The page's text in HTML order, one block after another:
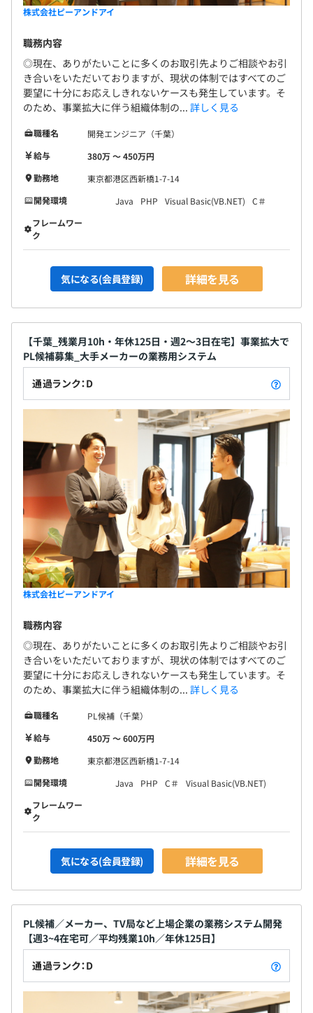
【開発環境例】
サーバ：Windows Server
エンジニア110名～＋営業部門＋間接部門で構成されてい
ます。
平均5名～20名で開発をおこなっております。
1プロジェクトの単位期間は、およそ6カ月です。
・退職金制度：在籍3年以上で適用
・職能手当：有
・出張手当：有
・カフェテリアプラン制度：年間10万円支給 ※試用期
間（3カ月）満了後
（資格取得費用や健康増進、在宅勤務環境整備に使用）
・財形貯蓄制度：契約者には奨励金も支給
・産前休暇、産後休暇、育児休暇等
年2回（6月・12月）
社会保険完備（健康保険・厚生年金加入・雇用保険・労災
保険）
東京都情報サービス産業健康保険組合（TJK）加入
無期雇用
3カ月（待遇の変更はありません）
なし
前年度の月平均所定外労働時間の実績
9.0時間
前年度の有給休暇の平均取得日数
前事業年度の育児休業取得者数／出産者数
男性2人/5人
女性1人/1人
役員及び管理的地位にある者に占める女性の割合
役員0.0%
管理職10.0%
株式会社ピーアンドアイ
職務内容
◎現在、ありがたいことに多くのお取引先よりご相談やお引
き合いをいただいておりますが、現状の体制ではすべてのご
要望に十分にお応えしきれないケースも発生しています。そ
のため、事業拡大に伴う組織体制の... 詳しく見る
職種名
開発エンジニア（千葉）
給与
380万 〜 450万円
勤務地
東京都港区西新橋1-7-14
開発環境
Java PHP Visual Basic(VB.NET)
C＃
フレームワー
ク
気になる(会員登録) 詳細を見る
【千葉_残業月10h・年休125日・週2〜3日在宅】事業拡大で
PL候補募集_大手メーカーの業務用システム
通過ランク：D
株式会社ピーアンドアイ
職務内容
◎現在、ありがたいことに多くのお取引先よりご相談やお引
き合いをいただいておりますが、現状の体制ではすべてのご
要望に十分にお応えしきれないケースも発生しています。そ
のため、事業拡大に伴う組織体制の... 詳しく見る
職種名
PL候補（千葉）
給与
450万 〜 600万円
勤務地
東京都港区西新橋1-7-14
開発環境
Java PHP C＃
Visual Basic(VB.NET)
フレームワー
ク
気になる(会員登録) 詳細を見る
PL候補／メーカー、TV局など上場企業の業務システム開発
【週3~4在宅可／平均残業10h／年休125日】
通過ランク：D